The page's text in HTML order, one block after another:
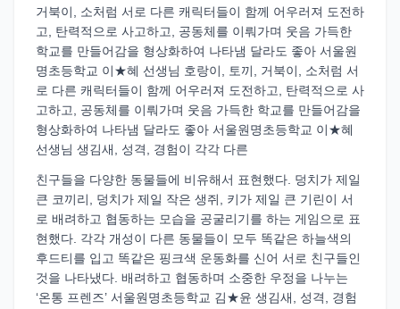
거북이, 소처럼 서로 다른 캐릭터들이 함께 어우러져 도전하
고, 탄력적으로 사고하고, 공동체를 이뤄가며 웃음 가득한
학교를 만들어감을 형상화하여 나타냄 달라도 좋아 서울원
명초등학교 이★혜 선생님 호랑이, 토끼, 거북이, 소처럼 서
로 다른 캐릭터들이 함께 어우러져 도전하고, 탄력적으로 사
고하고, 공동체를 이뤄가며 웃음 가득한 학교를 만들어감을
형상화하여 나타냄 달라도 좋아 서울원명초등학교 이★혜
선생님 생김새, 성격, 경험이 각각 다른
친구들을 다양한 동물들에 비유해서 표현했다. 덩치가 제일
큰 코끼리, 덩치가 제일 작은 생쥐, 키가 제일 큰 기린이 서
로 배려하고 협동하는 모습을 공굴리기를 하는 게임으로 표
현했다. 각각 개성이 다른 동물들이 모두 똑같은 하늘색의
후드티를 입고 똑같은 핑크색 운동화를 신어 서로 친구들인
것을 나타냈다. 배려하고 협동하며 소중한 우정을 나누는
‘온통 프렌즈’ 서울원명초등학교 김★윤 생김새, 성격, 경험